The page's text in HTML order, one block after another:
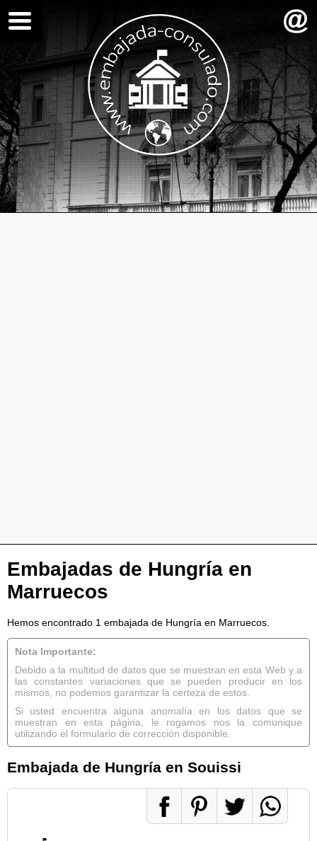
Embajadas de Hungría en
Marruecos
Hemos encontrado 1 embajada de Hungría en Marruecos.
Nota Importante:
Debido a la multitud de datos que se muestran en esta Web y a
las constantes variaciones que se pueden producir en los
mismos, no podemos garantizar la certeza de estos.
Si usted encuentra alguna anomalía en los datos que se
muestran en esta página, le rogamos nos la comunique
utilizando el formulario de corrección disponible.
Embajada de Hungría en Souissi